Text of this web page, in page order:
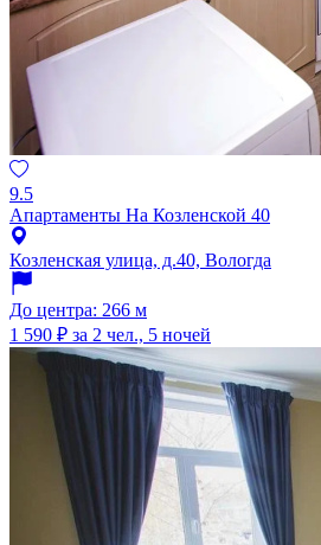
9.5
Апартаменты На Козленской 40
Козленская улица, д.40, Вологда
До центра: 266 м
1 590 ₽ за 2 чел., 5 ночей